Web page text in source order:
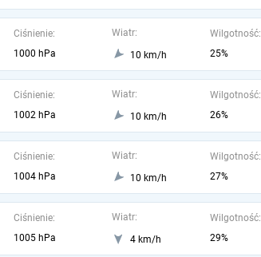
Ciśnienie:
1000 hPa
Wiatr:
10 km/h
Wilgotność:
25%
Ciśnienie:
1002 hPa
Wiatr:
10 km/h
Wilgotność:
26%
Ciśnienie:
1004 hPa
Wiatr:
10 km/h
Wilgotność:
27%
Ciśnienie:
1005 hPa
Wiatr:
4 km/h
Wilgotność:
29%